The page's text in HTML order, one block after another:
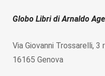
Globo Libri di Arnaldo
Via Giovanni Trossarelli, 3
16165 Genova